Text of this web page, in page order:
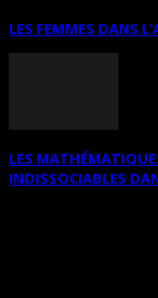
LES FEMMES DANS
LES
INDISSOCIABLES